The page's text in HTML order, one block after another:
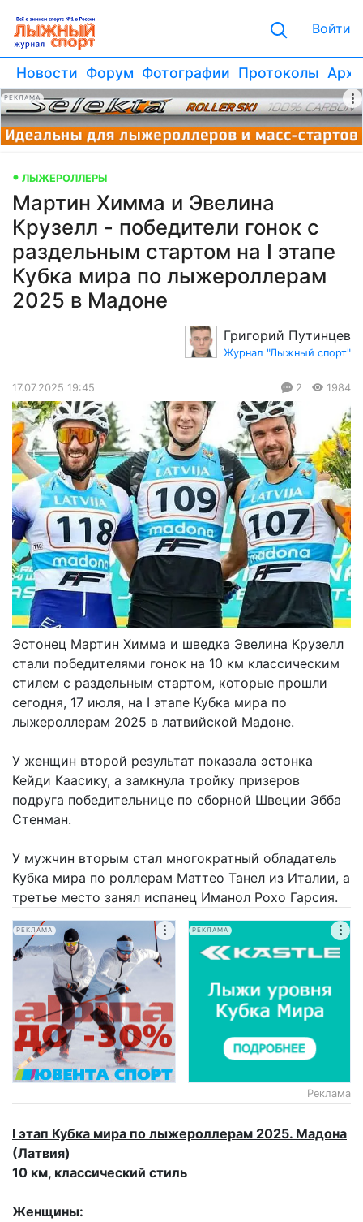
Войти
Новости Форум Фотографии Протоколы
РЕКЛАМА
ЛЫЖЕРОЛЛЕРЫ
Мартин Химма и Эвелина
Крузелл - победители гонок с
раздельным стартом на I этапе
Кубка мира по лыжероллерам
2025 в Мадоне
Григорий Путинцев
Журнал "Лыжный спорт"
17.07.2025 19:45 2 1984
Эстонец Мартин Химма и шведка Эвелина Крузелл
стали победителями гонок на 10 км классическим
стилем с раздельным стартом, которые прошли
сегодня, 17 июля, на I этапе Кубка мира по
лыжероллерам 2025 в латвийской Мадоне.
У женщин второй результат показала эстонка
Кейди Каасику, а замкнула тройку призеров
подруга победительнице по сборной Швеции Эбба
Стенман.
У мужчин вторым стал многократный обладатель
Кубка мира по роллерам Маттео Танел из Италии, а
третье место занял испанец Иманол Рохо Гарсия.
РЕКЛАМА РЕКЛАМА
Реклама
I этап Кубка мира по лыжероллерам 2025. Мадона
(Латвия)
10 км, классический стиль
Женщины: